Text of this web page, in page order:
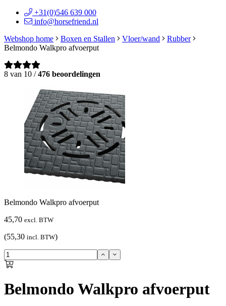
+31(0)546 639 000
info@horsefriend.nl
Webshop home
Boxen en Stallen Vloer/wand
Rubber
Belmondo Walkpro afvoerput
8 van 10 /476 beoordelingen
Belmondo Walkpro afvoerput
45,70 excl. BTW
(55,30 incl. BTW)
Belmondo Walkpro afvoerput